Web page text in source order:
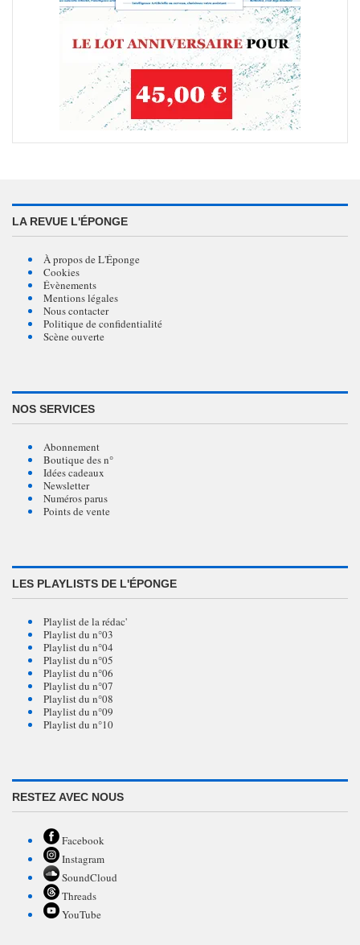
LA REVUE L'ÉPONGE
À propos de L'Éponge
Cookies
Évènements
Mentions légales
Nous contacter
Politique de confidentialité
Scène ouverte
NOS SERVICES
Abonnement
Boutique des n°
Idées cadeaux
Newsletter
Numéros parus
Points de vente
LES PLAYLISTS DE L'ÉPONGE
Playlist de la rédac'
Playlist du n°03
Playlist du n°04
Playlist du n°05
Playlist du n°06
Playlist du n°07
Playlist du n°08
Playlist du n°09
Playlist du n°10
RESTEZ AVEC NOUS
Facebook
Instagram
SoundCloud
Threads
YouTube